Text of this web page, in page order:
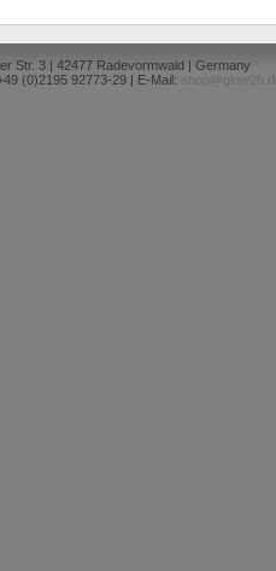
Str. 3 | 42477 Radevormwald | Germany
(0)2195 92773-29 | E-Mail:
shop@glow2b.de